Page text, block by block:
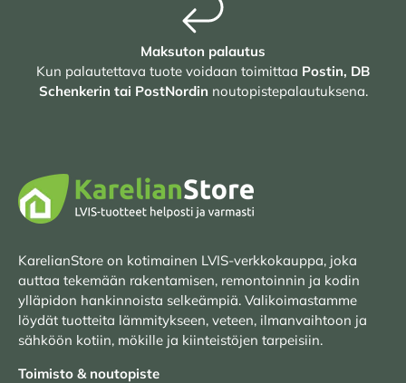
Maksuton palautus
Kun palautettava tuote voidaan toimittaa Postin, DB
Schenkerin tai PostNordin noutopistepalautuksena.
KarelianStore on kotimainen LVIS-verkkokauppa, joka
auttaa tekemään rakentamisen, remontoinnin ja kodin
ylläpidon hankinnoista selkeämpiä. Valikoimastamme
löydät tuotteita lämmitykseen, veteen, ilmanvaihtoon ja
sähköön kotiin, mökille ja kiinteistöjen tarpeisiin.
Toimisto & noutopiste